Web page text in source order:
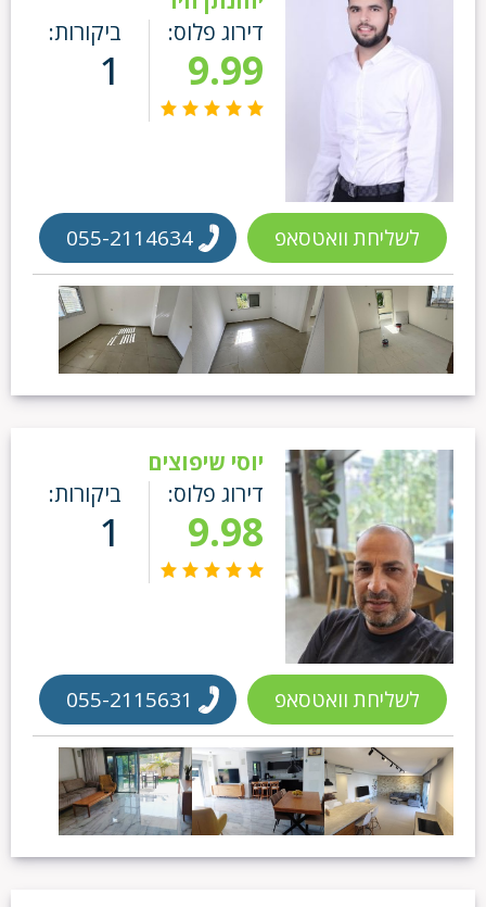
דירוג פלוס:
9.99
ביקורות:
1
לשליחת וואטסאפ 055-2114634
יוסי שיפוצים
דירוג פלוס:
9.98
ביקורות:
1
לשליחת וואטסאפ 055-2115631